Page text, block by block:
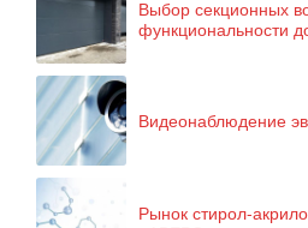
Выбор секционных
функциональности
Видеонаблюдение
Рынок стирол-